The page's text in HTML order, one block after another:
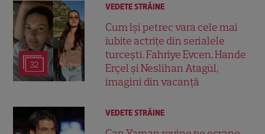
32
VEDETE STRĂINE
Cum își petrec vara cele mai
iubite actrițe din serialele
turcești. Fahriye Evcen, Hande
Erçel și Neslihan Atagül,
imagini din vacanță
VEDETE STRĂINE